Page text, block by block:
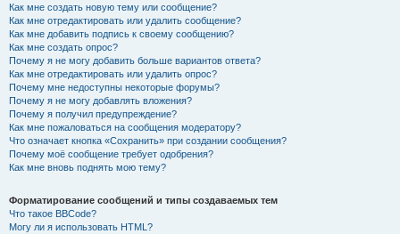
Как мне создать новую тему или сообщение?
Как мне отредактировать или удалить сообщение?
Как мне добавить подпись к своему сообщению?
Как мне создать опрос?
Почему я не могу добавить больше вариантов ответа?
Как мне отредактировать или удалить опрос?
Почему мне недоступны некоторые форумы?
Почему я не могу добавлять вложения?
Почему я получил предупреждение?
Как мне пожаловаться на сообщения модератору?
Что означает кнопка «Сохранить» при создании сообщения?
Почему моё сообщение требует одобрения?
Как мне вновь поднять мою тему?
Форматирование сообщений и типы создаваемых тем
Что такое BBCode?
Могу ли я использовать HTML?